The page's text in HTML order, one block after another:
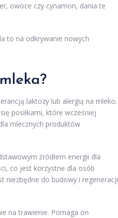
owoce czy cynamon, dania te
to na odkrywanie nowych
laktozy lub alergią na mleko.
posiłkami, które wcześniej
mlecznych produktów
źródłem energii dla
co jest korzystne dla osób
niezbędne do budowy i regeneracji
na trawienie. Pomaga on